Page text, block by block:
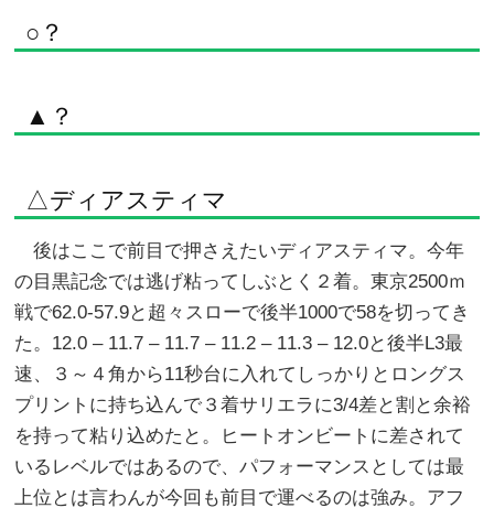
○？
▲？
△ディアスティマ
後はここで前目で押さえたいディアスティマ。今年
の目黒記念では逃げ粘ってしぶとく２着。東京2500ｍ
戦で62.0-57.9と超々スローで後半1000で58を切ってき
た。12.0 – 11.7 – 11.7 – 11.2 – 11.3 – 12.0と後半L3最
速、３～４角から11秒台に入れてしっかりとロングス
プリントに持ち込んで３着サリエラに3/4差と割と余裕
を持って粘り込めたと。ヒートオンビートに差されて
いるレベルではあるので、パフォーマンスとしては最
上位とは言わんが今回も前目で運べるのは強み。アフ